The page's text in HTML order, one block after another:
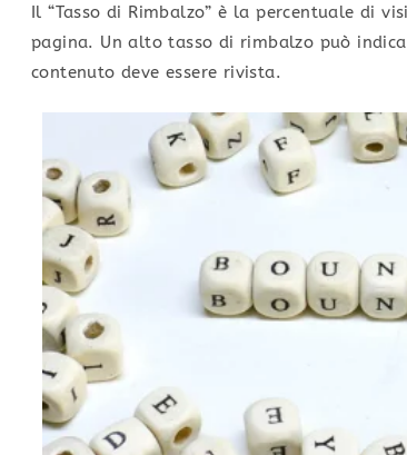
Il “Tasso di Rimbalzo” è la percentuale di
pagina. Un alto tasso di rimbalzo può
contenuto deve essere rivista.